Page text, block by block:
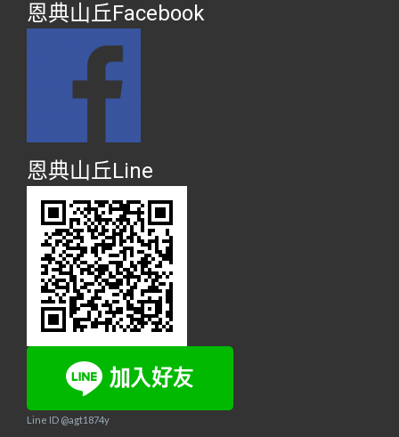
恩典山丘Facebook
恩典山丘Line
Line ID @agt1874y